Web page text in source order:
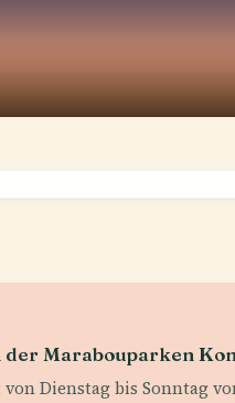
der Marabouparken
Dienstag bis Sonntag